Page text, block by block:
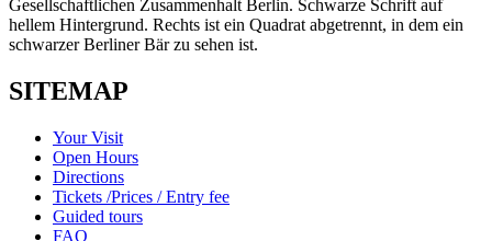
SITEMAP
Your Visit
Open Hours
Directions
Tickets /Prices / Entry fee
Guided tours
FAQ